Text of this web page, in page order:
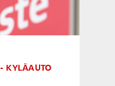
KYLÄAUTO